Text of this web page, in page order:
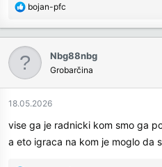
R
c
t
o
n
bojan-pfc
Nbg88nbg
Grobarčina
18.05.2026
vise ga je radnicki kom smo ga
a eto igraca na kom je moglo da